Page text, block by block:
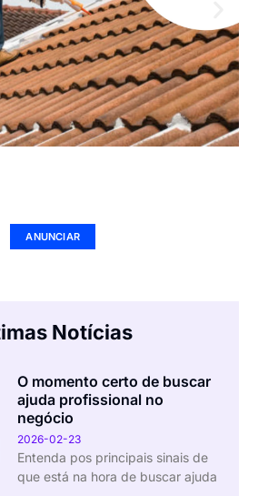
ANUNCIAR
Notícias
O momento certo de buscar
ajuda profissional no
negócio
2026-02-23
Entenda pos principais sinais de
que está na hora de buscar ajuda